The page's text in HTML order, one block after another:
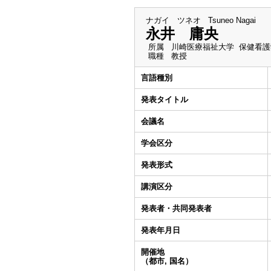
ナガイ ツネオ Tsuneo Nagai
永井 庸央
所属
川崎医療福祉大学 保健看
職種
教授
言語種別
発表タイトル
会議名
学会区分
発表形式
講演区分
発表者・共同発表者
発表年月日
開催地
（都市, 国名）